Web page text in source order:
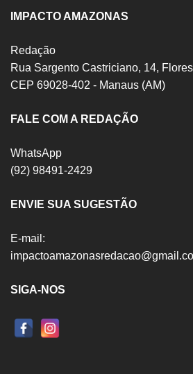
IMPACTO AMAZONAS
Redação
Rua Sargento Castriciano, 14, Flores
CEP 69028-402 - Manaus (AM)
FALE COM A REDAÇÃO
WhatsApp
(92) 98491-2429
ENVIE SUA SUGESTÃO
E-mail:
SIGA-NOS